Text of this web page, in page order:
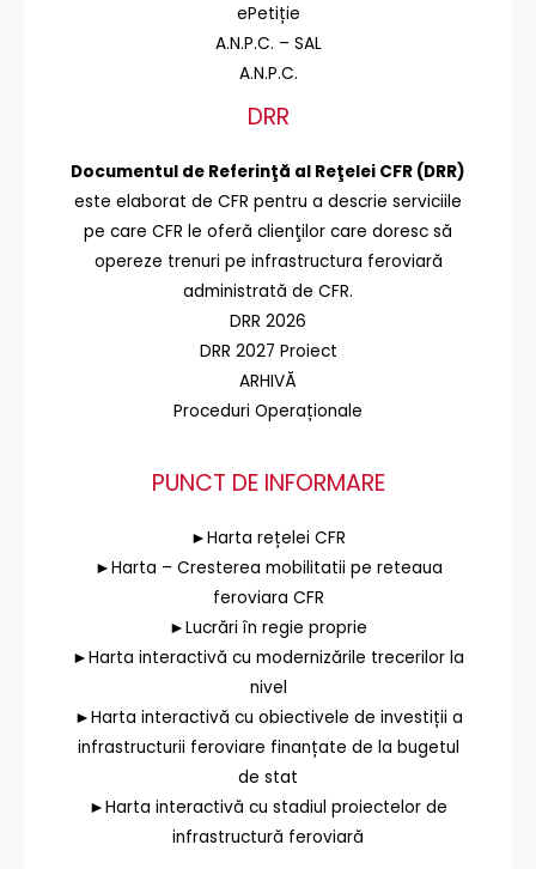
ePetiție
A.N.P.C. – SAL
A.N.P.C.
DRR
Documentul de Referinţă al Reţelei CFR (DRR)
este elaborat de CFR pentru a descrie serviciile
pe care CFR le oferă clienţilor care doresc să
opereze trenuri pe infrastructura feroviară
administrată de CFR.
DRR 2026
DRR 2027 Proiect
ARHIVĂ
Proceduri Operaționale
PUNCT DE INFORMARE
►Harta rețelei CFR
►Harta – Cresterea mobilitatii pe reteaua
feroviara CFR
►Lucrări în regie proprie
►Harta interactivă cu modernizările trecerilor la
nivel
►Harta interactivă cu obiectivele de investiții a
infrastructurii feroviare finanțate de la bugetul
de stat
►Harta interactivă cu stadiul proiectelor de
infrastructură feroviară